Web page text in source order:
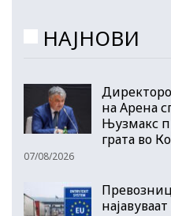
НАЈНОВИ
на Арена
Њузмакс
грата во
07/08/2026